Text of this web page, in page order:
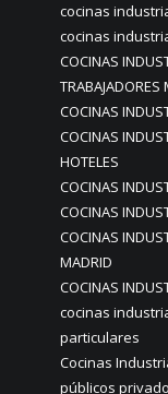
cocinas
cocinas
COCINAS
TRABAJADORES
COCINAS
COCINAS
HOTELES
COCINAS
COCINAS
COCINAS
MADRID
COCINAS
cocinas
particulares
Cocinas
públicos